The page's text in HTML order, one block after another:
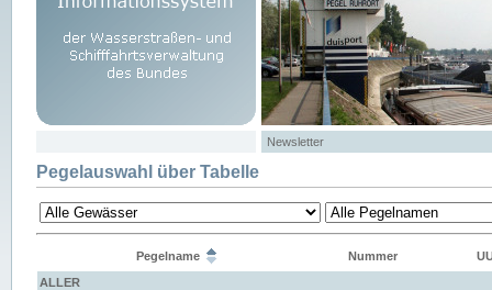
Newsletter
Pegelauswahl über Tabelle
Pegelname Nummer
ALLER